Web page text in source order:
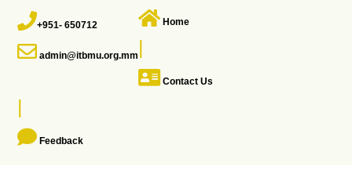
+951- 650712
admin@itbmu.org.mm
Home
|
Contact Us
|
Feedback